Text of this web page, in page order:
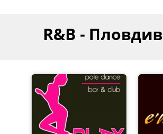
Всички останали
R&B - Пловдив